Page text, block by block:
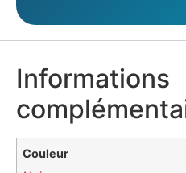
Informations
Couleur